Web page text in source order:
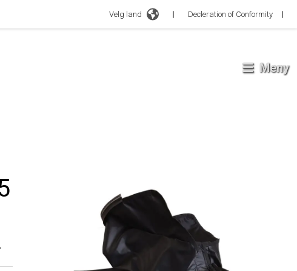
Velg land Decleration of Conformity
Meny